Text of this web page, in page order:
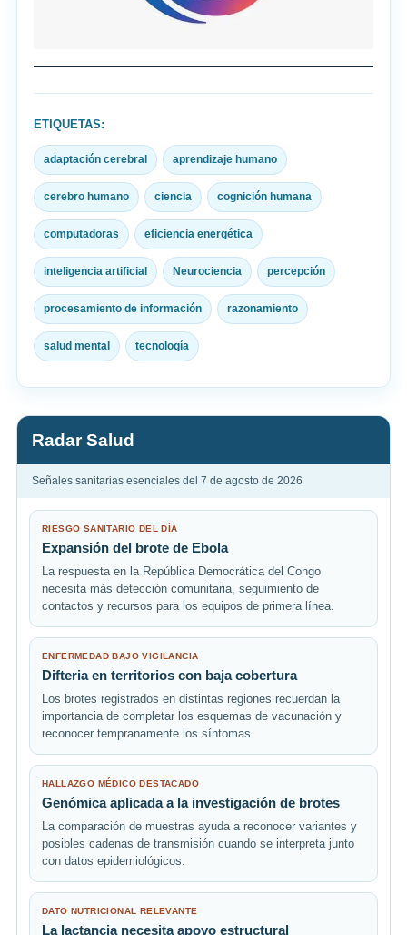
ETIQUETAS:
adaptación cerebral aprendizaje humano
cerebro humano ciencia cognición humana
computadoras eficiencia energética
inteligencia artificial Neurociencia percepción
procesamiento de información razonamiento
salud mental tecnología
Radar Salud
Señales sanitarias esenciales del 7 de agosto de 2026
RIESGO SANITARIO DEL DÍA
Expansión del brote de Ebola
La respuesta en la República Democrática del Congo
necesita más detección comunitaria, seguimiento de
contactos y recursos para los equipos de primera línea.
ENFERMEDAD BAJO VIGILANCIA
Difteria en territorios con baja cobertura
Los brotes registrados en distintas regiones recuerdan la
importancia de completar los esquemas de vacunación y
reconocer tempranamente los síntomas.
HALLAZGO MÉDICO DESTACADO
Genómica aplicada a la investigación de brotes
La comparación de muestras ayuda a reconocer variantes y
posibles cadenas de transmisión cuando se interpreta junto
con datos epidemiológicos.
DATO NUTRICIONAL RELEVANTE
La lactancia necesita apoyo estructural